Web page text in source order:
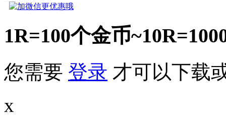
1R=100个金币
您需要 登录 才可以下载
x